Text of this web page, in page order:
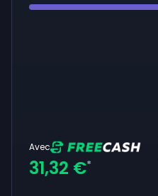
Avec
31,32 €*